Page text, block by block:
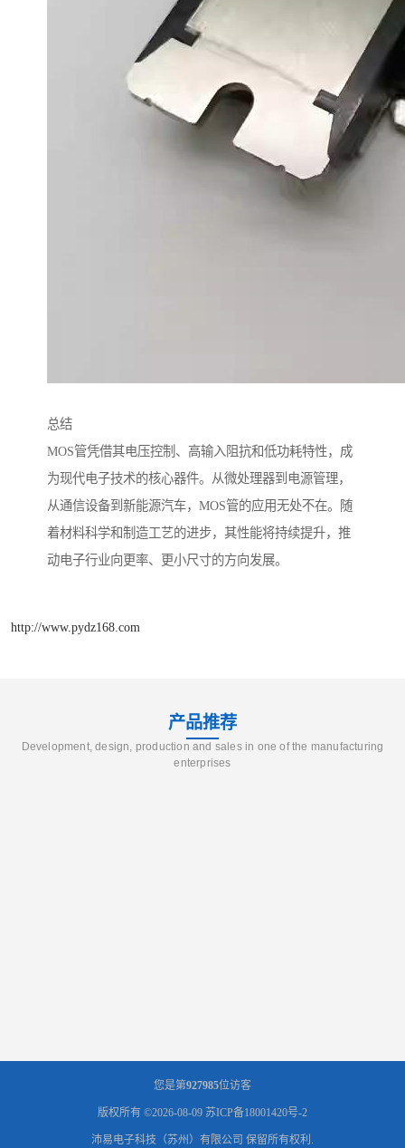
总结
MOS管凭借其电压控制、高输入阻抗和低功耗特性，成
为现代电子技术的核心器件。从微处理器到电源管理，
从通信设备到新能源汽车，MOS管的应用无处不在。随
着材料科学和制造工艺的进步，其性能将持续提升，推
动电子行业向更率、更小尺寸的方向发展。
http://www.pydz168.com
产品推荐
Development, design, production and sales in one of the manufacturing
enterprises
您是第927985位访客
版权所有 ©2026-08-09 苏ICP备18001420号-2
沛易电子科技（苏州）有限公司 保留所有权利.